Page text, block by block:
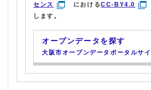
センス
におけるCC-BY4.0
します。
オープンデータを探す
大阪市オープンデータポータルサイ